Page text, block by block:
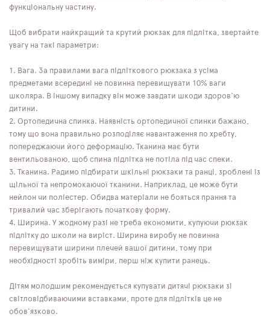
функціональну частину.
Щоб вибрати найкращий та крутий рюкзак для підлітка, звертайте
увагу на такі параметри:
Вага. За правилами вага підліткового рюкзака з усіма
предметами всередині не повинна перевищувати 10% ваги
школяра. В іншому випадку він може завдати шкоди здоров'ю
дитини.
Ортопедична спинка. Наявність ортопедичної спинки бажано,
тому що вона правильно розподіляє навантаження по хребту,
попереджаючи його деформацію. Тканина має бути
вентильованою, щоб спина підлітка не потіла під час спеки.
Тканина. Радимо підбирати шкільні рюкзаки та ранці, зроблені із
щільної та непромокаючої тканини. Наприклад, це може бути
нейлон чи поліестер. Обидва матеріали не бояться прання та
тривалий час зберігають початкову форму.
Ширина. У жодному разі не треба економити, купуючи рюкзак
підлітку до школи на виріст. Ширина виробу не повинна
перевищувати ширини плечей вашої дитини, тому при
необхідності зробіть виміри, перш ніж купити ранець.
Дітям молодшим рекомендується купувати дитячі рюкзаки зі
світловідбиваючими вставками, проте для підлітків це не
обов'язково.